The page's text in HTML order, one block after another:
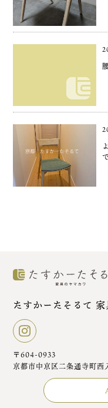
たすかーたそるて
〒604-0933
京都市中京区二条通寺町西